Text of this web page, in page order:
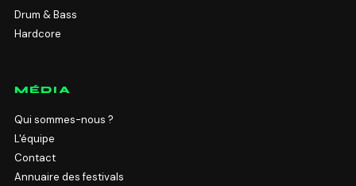
Drum & Bass
Hardcore
MÉDIA
Qui sommes-nous ?
L'équipe
Contact
Annuaire des festivals